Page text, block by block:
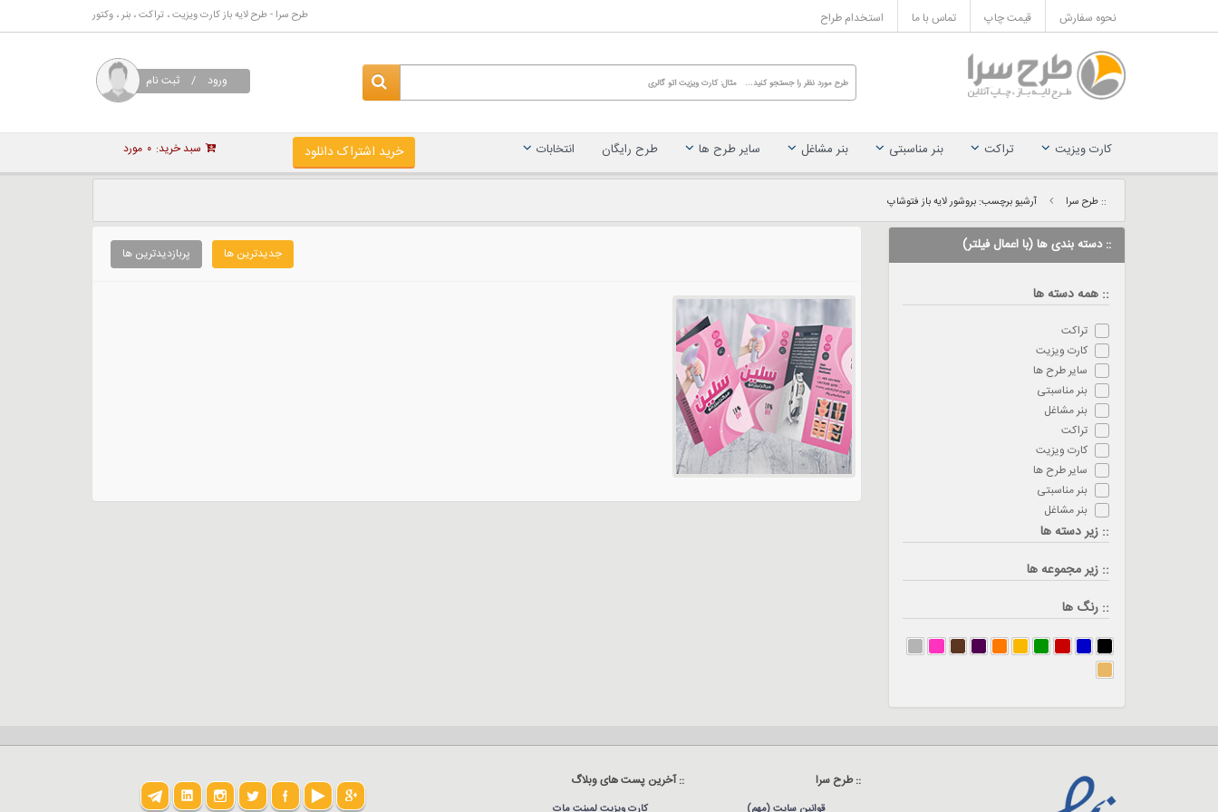
نحوه سفارش قیمت چاپ تماس با ما استخدام طراح طرح سرا - طرح لایه باز کارت ویزیت ، تراکت ، بنر ، وکتور
ورود / ثبت نام
کارت ویزیت تراکت بنر مناسبتی بنر مشاغل سایر طرح ها طرح رایگان انتخابات خرید اشتراک دانلود سبد خرید: ۰ مورد
:: طرح سرا آرشیو برچسب: بروشور لایه باز فتوشاپ
:: دسته بندی ها (با اعمال فیلتر)
:: همه دسته ها
تراکت
کارت ویزیت
سایر طرح ها
بنر مناسبتی
بنر مشاغل
تراکت
کارت ویزیت
سایر طرح ها
بنر مناسبتی
بنر مشاغل
:: زیر دسته ها
:: زیر مجموعه ها
:: رنگ ها
جدیدترین ها پربازدیدترین ها
:: طرح سرا :: آخرین پست های وبلاگ